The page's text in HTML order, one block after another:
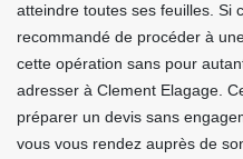
atteindre toutes ses feuilles. Si
recommandé de procéder à
cette opération sans pour
adresser à Clement Elagage.
préparer un devis sans
vous vous rendez auprès de